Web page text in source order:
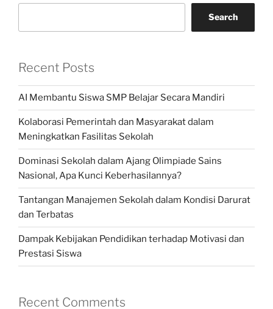
Search
Recent Posts
AI Membantu Siswa SMP Belajar Secara Mandiri
Kolaborasi Pemerintah dan Masyarakat dalam
Meningkatkan Fasilitas Sekolah
Dominasi Sekolah dalam Ajang Olimpiade Sains
Nasional, Apa Kunci Keberhasilannya?
Tantangan Manajemen Sekolah dalam Kondisi Darurat
dan Terbatas
Dampak Kebijakan Pendidikan terhadap Motivasi dan
Prestasi Siswa
Recent Comments